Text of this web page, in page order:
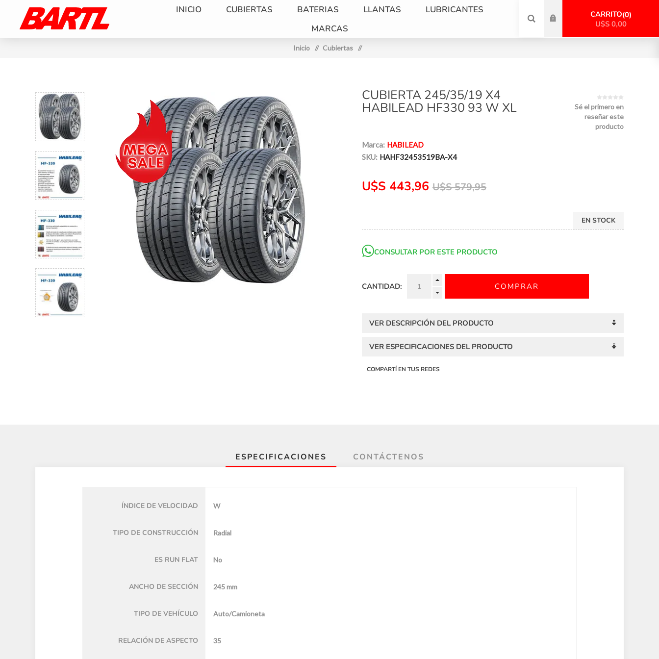
INICIO CUBIERTAS BATERIAS LLANTAS
LUBRICANTES
MARCAS
CARRITO 0
U$S 0,00
Inicio / Cubiertas /
CUBIERTA 245/35/19 X4
HABILEAD HF330 93 W XL
Marca: HABILEAD
SKU: HAHF32453519BA-X4
Sé el primero en
reseñar este
producto
U$S 443,96 U$S 579,95
EN STOCK
CONSULTAR POR ESTE PRODUCTO
CANTIDAD:
VER DESCRIPCIÓN DEL PRODUCTO
VER ESPECIFICACIONES DEL PRODUCTO
COMPARTÍ EN TUS REDES
ESPECIFICACIONES CONTÁCTENOS
ÍNDICE DE VELOCIDAD W
TIPO DE CONSTRUCCIÓN Radial
ES RUN FLAT No
ANCHO DE SECCIÓN 245 mm
TIPO DE VEHÍCULO Auto/Camioneta
RELACIÓN DE ASPECTO 35